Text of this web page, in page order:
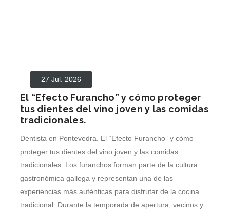
27 Jul. 2026
El “Efecto Furancho” y cómo proteger
tus dientes del vino joven y las comidas
tradicionales.
Dentista en Pontevedra. El “Efecto Furancho” y cómo
proteger tus dientes del vino joven y las comidas
tradicionales. Los furanchos forman parte de la cultura
gastronómica gallega y representan una de las
experiencias más auténticas para disfrutar de la cocina
tradicional. Durante la temporada de apertura, vecinos y